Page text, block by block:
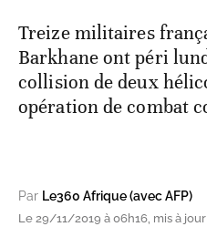
Treize militaires
Barkhane ont péri
collision de deux
opération de combat
Par Le360 Afrique (avec AFP)
Le 29/11/2019 à 06h16, mis à